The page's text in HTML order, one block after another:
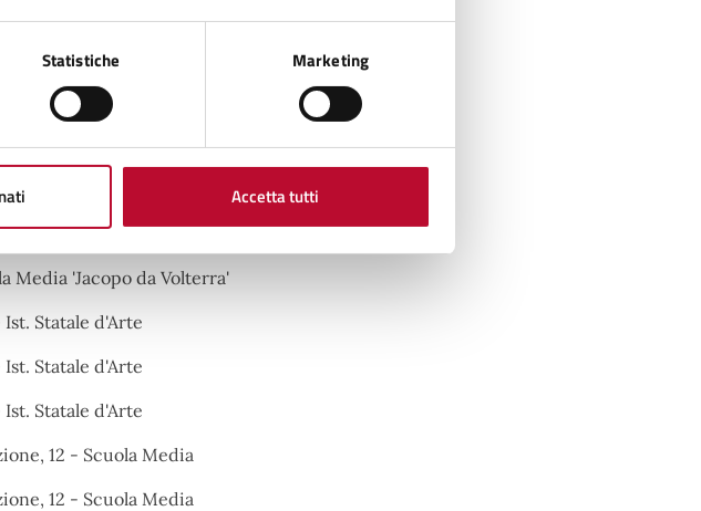
Statistiche Marketing
Accetta tutti
Elementare 'San Lino'
Elementare 'San Lino'
Media 'Jacopo da Volterra'
Media 'Jacopo da Volterra'
Media 'Jacopo da Volterra'
Media 'Jacopo da Volterra'
Ist. Statale d'Arte
Ist. Statale d'Arte
Ist. Statale d'Arte
12 - Scuola Media
12 - Scuola Media